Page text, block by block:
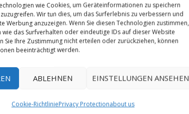
wie Cookies, um Geräteinformationen zu speichern
Wir tun dies, um das Surferlebnis zu verbessern und
Werbung anzuzeigen. Wenn Sie diesen Technologien zustimmen,
wie das Surfverhalten oder eindeutige IDs auf dieser Website
Sie Ihre Zustimmung nicht erteilen oder zurückziehen, können
beeinträchtigt werden.
ABLEHNEN EINSTELLUNGEN ANSEHEN
Cookie-RichtliniePrivacy Protectionabout us